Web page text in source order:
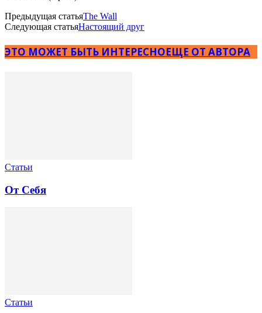
Предыдущая статьяThe Wall
Следующая статьяНастоящий друг
ЭТО МОЖЕТ БЫТЬ ИНТЕРЕСНОЕЩЕ ОТ АВТОРА
Статьи
От Себя
Статьи